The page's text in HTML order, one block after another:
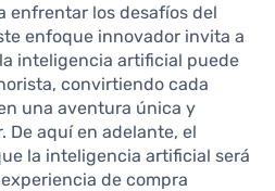
enfrentar los desafíos del
enfoque innovador invita a
inteligencia artificial puede
convirtiendo cada
una aventura única y
De aquí en adelante, el
la inteligencia artificial será
de compra